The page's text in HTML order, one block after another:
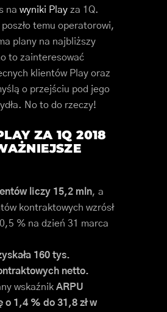
na wyniki Play za 1Q.
temu operatorowi,
plany na najbliższy
to zainteresować
klientów Play oraz
o przejściu pod jego
No to do rzeczy!
ZA 1Q 2018
liczy 15,2 mln, a
kontraktowych wzrósł
% na dzień 31 marca
160 tys.
netto.
wskaźnik ARPU
o 1,4 % do 31,8 zł w